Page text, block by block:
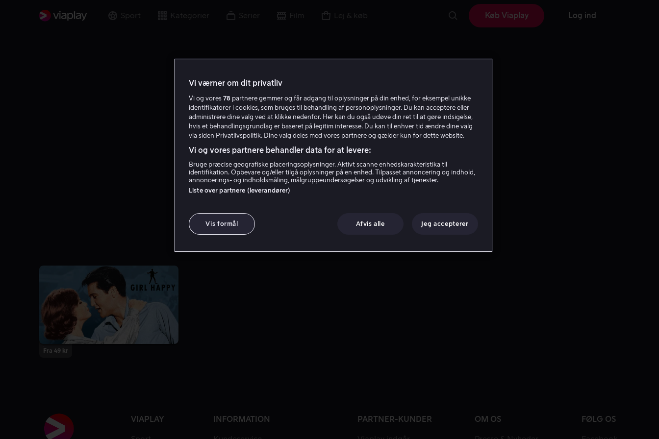
Sport Kategorier Serier Film Lej & køb Køb Viaplay Log ind
Gary Crosby
Fra 49 kr
VIAPLAY INFORMATION PARTNER-KUNDER OM OS FØLG OS
Vi værner om dit privatliv
Vi og vores 78 partnere gemmer og får adgang til oplysninger på din enhed, for eksempel unikke
identifikatorer i cookies, som bruges til behandling af personoplysninger. Du kan acceptere eller
administrere dine valg ved at klikke nedenfor. Her kan du også udøve din ret til at gøre indsigelse,
hvis et behandlingsgrundlag er baseret på legitim interesse. Du kan til enhver tid ændre dine valg
via siden Privatlivspolitik. Dine valg deles med vores partnere og gælder kun for dette website.
Vi og vores partnere behandler data for at levere:
Bruge præcise geografiske placeringsoplysninger. Aktivt scanne enhedskarakteristika til
identifikation. Opbevare og/eller tilgå oplysninger på en enhed. Tilpasset annoncering og indhold,
annoncerings- og indholdsmåling, målgruppeundersøgelser og udvikling af tjenester.
Liste over partnere (leverandører)
Vis formål Afvis alle Jeg accepterer